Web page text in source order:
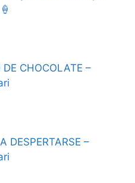
DE CHOCOLATE –
DESPERTARSE –